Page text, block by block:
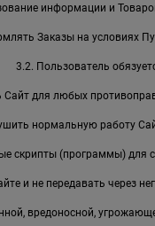
информации и
Заказы на условиях
3.2. Пользователь
Сайт для любых
нормальную работу
скрипты (программы)
и не передавать через
вредоносной,